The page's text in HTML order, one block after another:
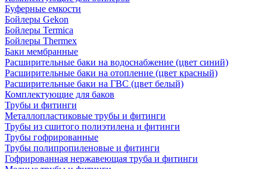
Буферные емкости
Бойлеры Gekon
Бойлеры Termica
Бойлеры Thermex
Баки мембранные
Расширительные баки на водоснабжение (цвет синий)
Расширительные баки на отопление (цвет красный)
Расширительные баки на ГВС (цвет белый)
Комплектующие для баков
Трубы и фитинги
Металлопластиковые трубы и фитинги
Трубы из сшитого полиэтилена и фитинги
Трубы гофрированные
Трубы полипропиленовые и фитинги
Гофрированная нержавеющая труба и фитинги